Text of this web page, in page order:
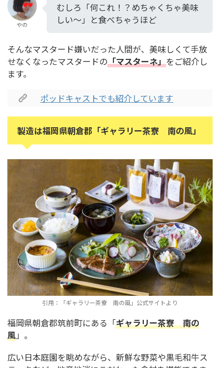
やの
むしろ「何これ！？めちゃくちゃ美味
しい～」と食べちゃうほど
そんなマスタード嫌いだった人間が、美味しくて手放
せなくなったマスタードの「マスターネ」をご紹介し
ます。
ポッドキャストでも紹介しています
製造は福岡県朝倉郡「ギャラリー茶寮 南の風」
引用：「ギャラリー茶寮 南の風」公式サイトより
福岡県朝倉郡筑前町にある「ギャラリー茶寮 南の
風」。
広い日本庭園を眺めながら、新鮮な野菜や黒毛和牛ス